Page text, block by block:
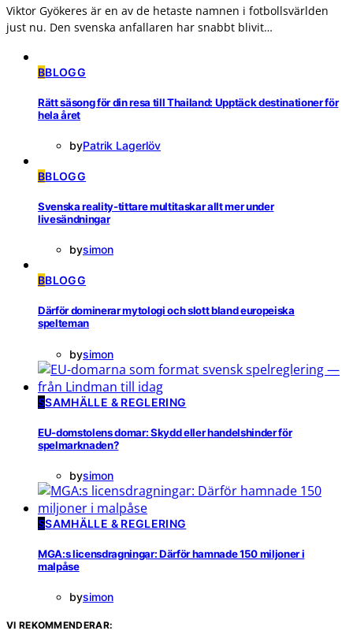
Viktor Gyökeres är en av de hetaste namnen i fotbollsvärlden
just nu. Den svenska anfallaren har snabbt blivit…
BBLOGG
Rätt säsong för din resa till Thailand: Upptäck destinationer för
hela året
byPatrik Lagerlöv
BBLOGG
Svenska reality-tittare multitaskar allt mer under
livesändningar
bysimon
BBLOGG
Därför dominerar mytologi och slott bland europeiska
spelteman
bysimon
SSAMHÄLLE & REGLERING
EU-domstolens domar: Skydd eller handelshinder för
spelmarknaden?
bysimon
SSAMHÄLLE & REGLERING
MGA:s licensdragningar: Därför hamnade 150 miljoner i
malpåse
bysimon
VI REKOMMENDERAR: